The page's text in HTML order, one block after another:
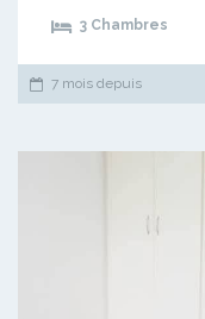
3 Chambres
7 mois depuis